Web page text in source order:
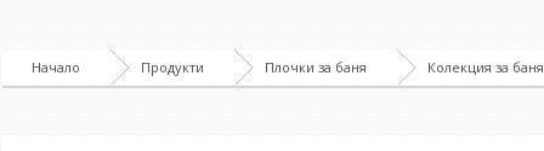
Начало Продукти Плочки за баня Колекция за